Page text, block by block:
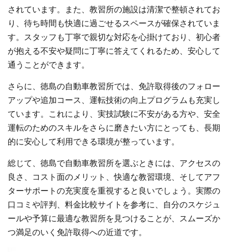
されています。また、教習所の施設は清潔で整頓されてお
り、待ち時間も快適に過ごせるスペースが確保されていま
す。スタッフも丁寧で親切な対応を心掛けており、初心者
が抱える不安や疑問に丁寧に答えてくれるため、安心して
通うことができます。
さらに、徳島の自動車教習所では、免許取得後のフォロー
アップや追加コース、運転技術の向上プログラムも充実し
ています。これにより、実技試験に不安がある方や、安全
運転のためのスキルをさらに磨きたい方にとっても、長期
的に安心して利用できる環境が整っています。
総じて、徳島で自動車教習所を選ぶときには、アクセスの
良さ、コスト面のメリット、快適な教習環境、そしてアフ
ターサポートの充実度を重視すると良いでしょう。実際の
口コミや評判、料金比較サイトを参考に、自分のスケジュ
ールや予算に最適な教習所を見つけることが、スムーズか
つ満足のいく免許取得への近道です。